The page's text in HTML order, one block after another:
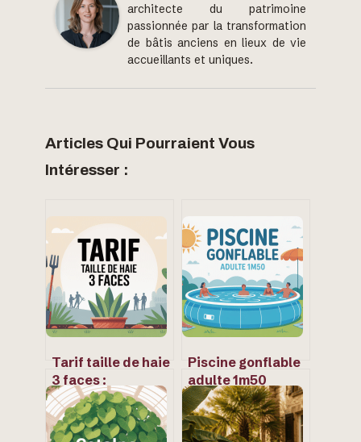
architecte du patrimoine
passionnée par la transformation
de bâtis anciens en lieux de vie
accueillants et uniques.
Articles Qui Pourraient Vous
Intéresser :
Tarif taille de haie
3 faces :
comprendre et
estimer votre
budget
Piscine gonflable
adulte 1m50
hauteur : guide
complet pour bien
choisir